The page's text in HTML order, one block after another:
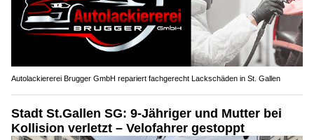
Autolackiererei Brugger GmbH repariert fachgerecht Lackschäden in St. Gallen
Stadt St.Gallen SG: 9-Jähriger und Mutter bei
Kollision verletzt – Velofahrer gestoppt